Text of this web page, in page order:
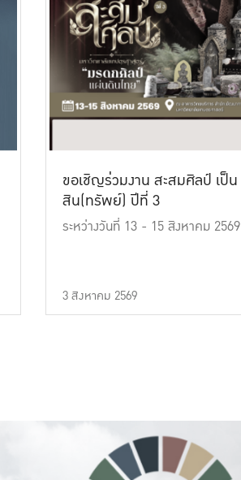
ขอเชิญร่วมงาน สะสมศิลป์ เป็น
สิน(ทรัพย์) ปีที่ 3
ระหว่างวันที่ 13 - 15 สิงหาคม 2569
3 สิงหาคม 2569